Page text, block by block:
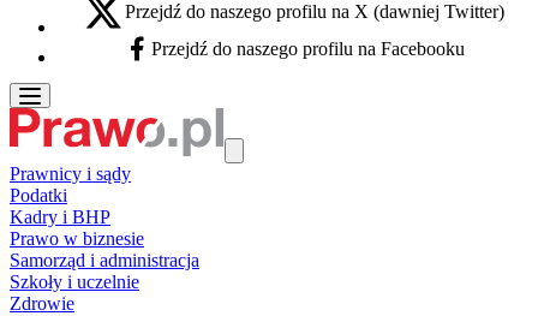
X - otwiera się w nowej karcie
Przejdź do naszego profilu na X (dawniej Twitter)
Facebook - otwiera się w nowej karcie
Przejdź do naszego profilu na Facebooku
Prawnicy i sądy
Podatki
Kadry i BHP
Prawo w biznesie
Samorząd i administracja
Szkoły i uczelnie
Zdrowie